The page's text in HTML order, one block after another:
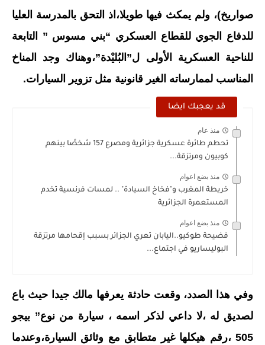
صواريخ)، ولم يمكث فيها طويلا،اذ التحق بالمدرسة العليا
للدفاع الجوي للقطاع العسكري “بني مسوس ” التابعة
للناحية العسكرية الأولى ل”البُليْدة”،وهناك وجد المناخ
المناسب لممارساته الغير قانونية مثل تزوير السيارات.
قد يعجبك ايضا
منذ عام
تحطم طائرة عسكرية جزائرية ومصرع 157 شخصًا بينهم
كوبيون ومرتزقة...
منذ بضع اعوام
خريطة المغرب و"فخاخ السيادة" .. لمسات فرنسية تخدم
المستعمرة الجزائرية
منذ بضع اعوام
فضيحة طوكيو..اليابان تعري الجزائر بسبب إقحامها مرتزقة
البوليساريو في اجتماع...
وفي هذا الصدد، وقعت حادثة يعرفها مالك جيدا حيث باع
لصديق له ،لا داعي لذكر اسمه ، سيارة من نوع” بيجو
505 ،رقم هيكلها غير متطابق مع وثائق السيارة،وعندما